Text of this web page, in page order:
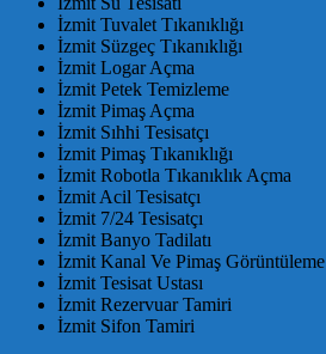
İzmit Tuvalet Tıkanıklığı
İzmit Süzgeç Tıkanıklığı
İzmit Logar Açma
İzmit Petek Temizleme
İzmit Pimaş Açma
İzmit Sıhhi Tesisatçı
İzmit Pimaş Tıkanıklığı
İzmit Robotla Tıkanıklık Açma
İzmit Acil Tesisatçı
İzmit 7/24 Tesisatçı
İzmit Banyo Tadilatı
İzmit Kanal Ve Pimaş Görüntüleme
İzmit Tesisat Ustası
İzmit Rezervuar Tamiri
İzmit Sifon Tamiri